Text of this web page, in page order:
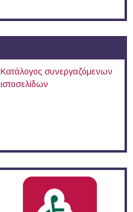
Κατάλογος συνεργαζόμενων
ιστοσελίδων